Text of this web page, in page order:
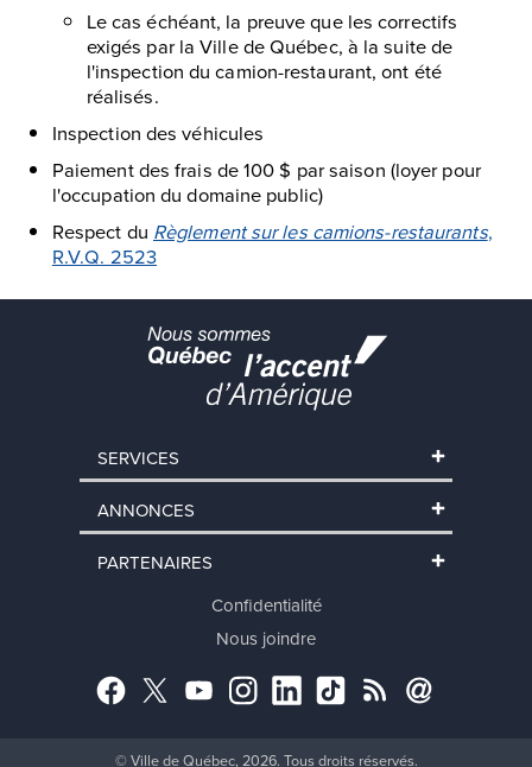
Le cas échéant, la preuve que les correctifs
exigés par la Ville de Québec, à la suite de
l'inspection du camion-restaurant, ont été
réalisés.
Inspection des véhicules
Paiement des frais de 100 $ par saison (loyer pour
l'occupation du domaine public)
Respect du Règlement sur les camions-restaurants,
R.V.Q. 2523
SERVICES
ANNONCES
PARTENAIRES
Confidentialité
Nous joindre
Facebook
TwitterYouTubeInstagram
LinkedInTikTokRSS Abonnement
© Ville de Québec, 2026. Tous droits réservés.